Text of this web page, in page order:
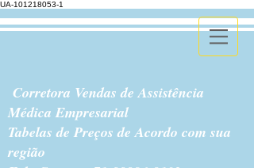
UA-101218053-1
Corretora Vendas de Assistência
Médica Empresarial
Tabelas de Preços de Acordo com sua
região